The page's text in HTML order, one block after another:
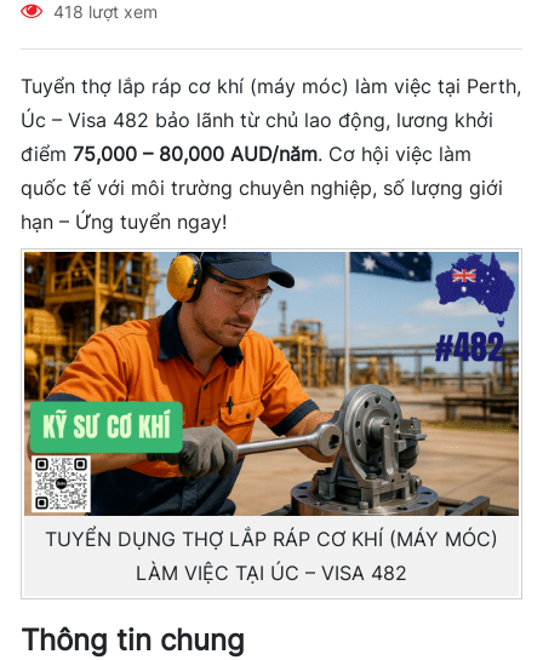
418 lượt xem
Tuyển thợ lắp ráp cơ khí (máy móc) làm việc tại Perth,
Úc – Visa 482 bảo lãnh từ chủ lao động, lương khởi
điểm75,000 – 80,000 AUD/năm. Cơ hội việc làm
quốc tế với môi trường chuyên nghiệp, số lượng giới
hạn – Ứng tuyển ngay!
TUYỂN DỤNG THỢ LẮP RÁP CƠ KHÍ (MÁY MÓC)
LÀM VIỆC TẠI ÚC – VISA 482
Thông tin chung